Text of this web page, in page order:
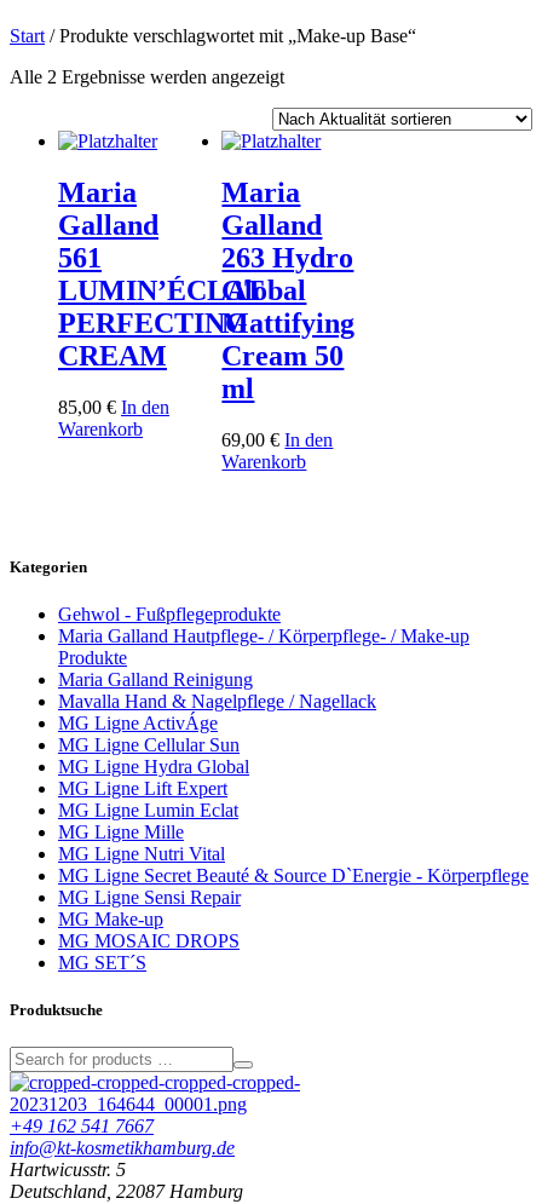
Start / Produkte verschlagwortet mit „Make-up Base“
Alle 2 Ergebnisse werden angezeigtNach
sortiert
Maria
Galland
561
LUMIN’ÉCLAT
PERFECTING
CREAM
85,00 € In den
Warenkorb
Maria
Galland
263 Hydro
Global
Mattifying
Cream 50
ml
69,00€ In den
Warenkorb
Kategorien
Gehwol - Fußpflegeprodukte
Maria Galland Hautpflege- / Körperpflege- / Make-up
Produkte
Maria Galland Reinigung
Mavalla Hand & Nagelpflege / Nagellack
MG Ligne ActivÁge
MG Ligne Cellular Sun
MG Ligne Hydra Global
MG Ligne Lift Expert
MG Ligne Lumin Eclat
MG Ligne Mille
MG Ligne Nutri Vital
MG Ligne Secret Beauté & Source D`Energie - Körperpflege
MG Ligne Sensi Repair
MG Make-up
MG MOSAIC DROPS
MG SET´S
Produktsuche
+49 162 541 7667
info@kt-kosmetikhamburg.de
Hartwicusstr. 5
Deutschland, 22087 Hamburg